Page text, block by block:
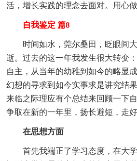
活，增长实践的理念去面对。用心
自我鉴定 篇8
时间如水，莞尔桑田，眨眼间大
逝。过去的这一年我发生很大转变
自主，从当年的幼稚到如今的略显
幻想的寻求到如今实事求是讲究结
来临之际理应有个总结来回顾一下
争取在新的一年里，扬长避短，走好
在思想方面
首先我端正了学习态度，在大学